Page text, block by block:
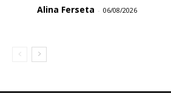
Alina Ferseta - 06/08/2026